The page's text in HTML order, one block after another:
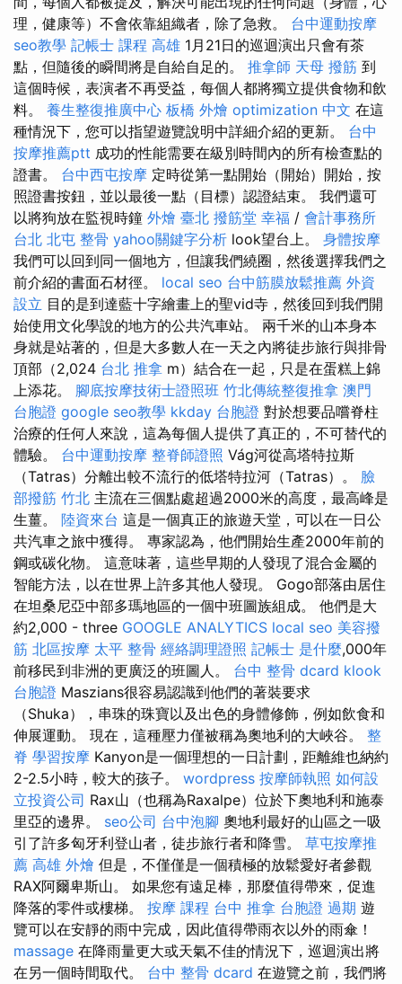
理，健康等）不會依靠組織者，除了急救。 台中運動按摩
seo教學 記帳士 課程 高雄 1月21日的巡迴演出只會有茶
點，但隨後的瞬間將是自給自足的。 推拿師 天母 撥筋 到
這個時候，表演者不再受益，每個人都將獨立提供食物和飲
料。 養生整復推廣中心 板橋 外燴 optimization 中文 在這
種情況下，您可以指望遊覽說明中詳細介紹的更新。 台中
按摩推薦ptt 成功的性能需要在級別時間內的所有檢查點的
證書。 台中西屯按摩 定時從第一點開始（開始）開始，按
照證書按鈕，並以最後一點（目標）認證結束。 我們還可
以將狗放在監視時鐘 外燴 臺北 撥筋堂 幸福 / 會計事務所
台北 北屯 整骨 yahoo關鍵字分析 look望台上。 身體按摩
我們可以回到同一個地方，但讓我們繞圈，然後選擇我們之
前介紹的書面石材徑​​。 local seo 台中筋膜放鬆推薦 外資
設立 目的是到達藍十字繪畫上的聖vid寺，然後回到我們開
始使用文化學說的地方的公共汽車站。 兩千米的山本身本
身就是站著的，但是大多數人在一天之內將徒步旅行與排骨
頂部（2,024 台北 推拿 m）結合在一起，只是在蛋糕上錦
上添花。 腳底按摩技術士證照班 竹北傳統整復推拿 澳門
台胞證 google seo教學 kkday 台胞證 對於想要品嚐脊柱
治療的任何人來說，這為每個人提供了真正的，不可替代的
體驗。 台中運動按摩 整脊師證照 Vág河從高塔特拉斯
（Tatras）分離出較不流行的低塔特拉河（Tatras）。 臉
部撥筋 竹北 主流在三個點處超過2000米的高度，最高峰是
生薑。 陸資來台 這是一個真正的旅遊天堂，可以在一日公
共汽車之旅中獲得。 專家認為，他們開始生產2000年前的
鋼或碳化物。 這意味著，這些早期的人發現了混合金屬的
智能方法，以在世界上許多其他人發現。 Gogo部落由居住
在坦桑尼亞中部多瑪地區的一個中班圖族組成。 他們是大
約2,000 - three GOOGLE ANALYTICS local seo 美容撥
筋 北區按摩 太平 整骨 經絡調理證照 記帳士 是什麼,000年
前移民到非洲的更廣泛的班圖人。 台中 整骨 dcard klook
台胞證 Maszians很容易認識到他們的著裝要求
（Shuka），串珠的珠寶以及出色的身體修飾，例如飲食和
伸展運動。 現在，這種壓力僅被稱為奧地利的大峽谷。 整
脊 學習按摩 Kanyon是一個理想的一日計劃，距離維也納約
2-2.5小時，較大的孩子。 wordpress 按摩師執照 如何設
立投資公司 Rax山（也稱為Raxalpe）位於下奧地利和施泰
里亞的邊界。 seo公司 台中泡腳 奧地利最好的山區之一吸
引了許多匈牙利登山者，徒步旅行者和降雪。 草屯按摩推
薦 高雄 外燴 但是，不僅僅是一個積極的放鬆愛好者參觀
RAX阿爾卑斯山。 如果您有遠足棒，那麼值得帶來，促進
降落的零件或樓梯。 按摩 課程 台中 推拿 台胞證 過期 遊
覽可以在安靜的雨中完成，因此值得帶雨衣以外的雨傘！
massage 在降雨量更大或天氣不佳的情況下，巡迴演出將
在另一個時間取代。 台中 整骨 dcard 在遊覽之前，我們將